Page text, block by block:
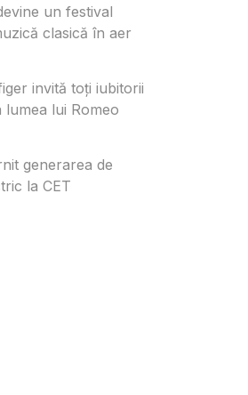
un festival
clasică în aer
invită toți iubitorii
lumea lui Romeo
generarea de
la CET